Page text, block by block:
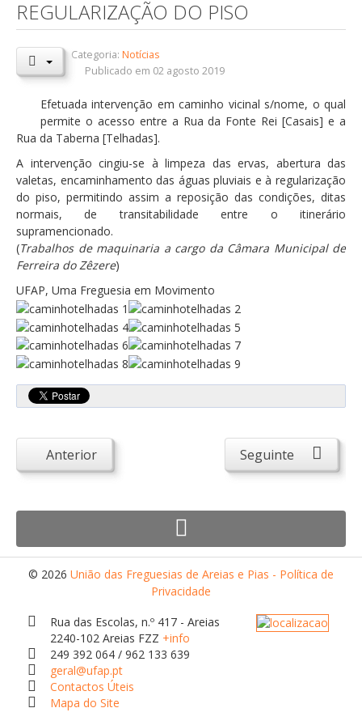
Orçamentos / PPI / PPA
Prestação de Contas
DESTAQUES
Eventos
Notícias
Sondagens
ZêzereTV
SERVIÇOS
A Minha Rua
Roturas e Leituras
Qualidade da Água
Atendimento ao Público
Biblioteca Online FZZ
Faixas Gestão Combustível
Regulamentos em Vigor
Requerimentos em Vigor
Avarias na Iluminação Pública
AREIAS E PIAS
Contactos Úteis
Equipamentos
Culturais
REGULARIZAÇÃO DO PISO
Categoria:Notícias
Publicado em 02 agosto 2019
Efetuada intervenção em caminho vicinal s/nome, o qual
permite o acesso entre a Rua da Fonte Rei [Casais] e a
Rua da Taberna [Telhadas].
A intervenção cingiu-se à limpeza das ervas, abertura das
valetas, encaminhamento das águas pluviais e à regularização
do piso, permitindo assim a reposição das condições, ditas
normais, de transitabilidade entre o itinerário
supramencionado.
(Trabalhos de maquinaria a cargo da Câmara Municipal de
Ferreira do Zêzere)
UFAP, Uma Freguesia em Movimento
Anterior Seguinte
© 2026 União das Freguesias de Areias e Pias - Política de
Privacidade
Rua das Escolas, n.º 417 - Areias
2240-102 Areias FZZ +info
249 392 064 / 962 133 639
geral@ufap.pt
Contactos Úteis
Mapa do Site